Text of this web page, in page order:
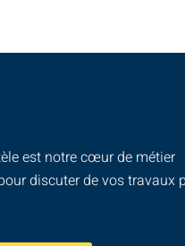
est notre cœur de métier
discuter de vos travaux